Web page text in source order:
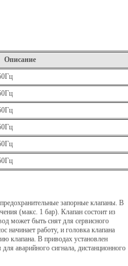
Описание
запорные клапаны. В
(макс. 1 бар). Клапан состоит из
может быть снят для сервисного
начинает работу, и головка клапана
клапана. В приводах установлен
аварийного сигнала, дистанционного